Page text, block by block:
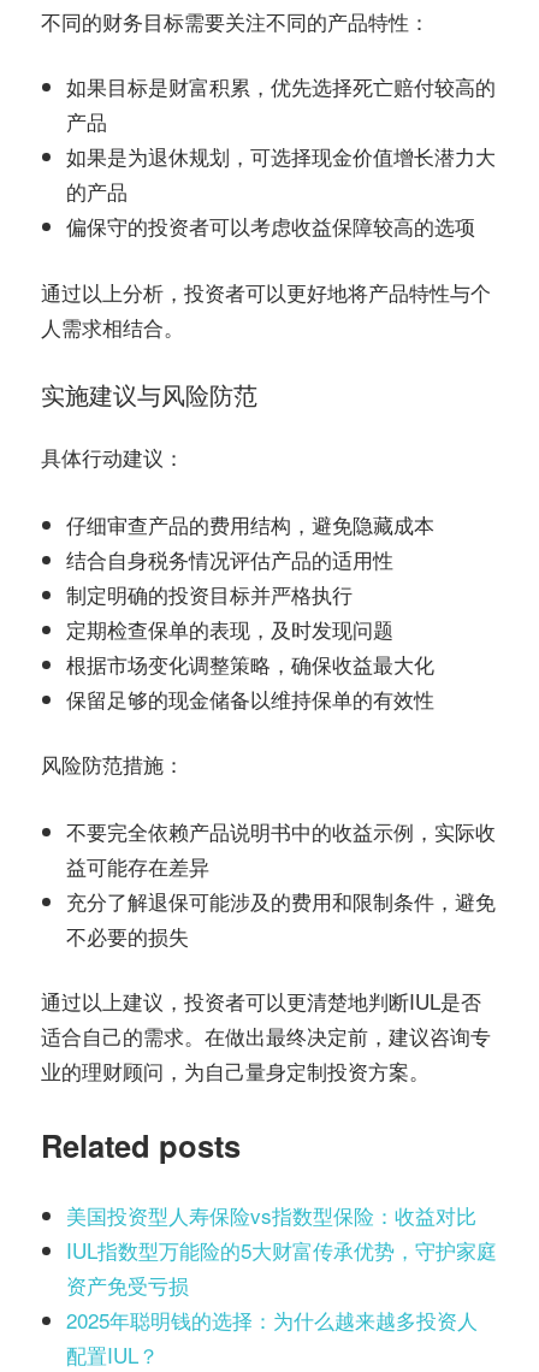
不同的财务目标需要关注不同的产品特性：
如果目标是财富积累，优先选择死亡赔付较高的
产品
如果是为退休规划，可选择现金价值增长潜力大
的产品
偏保守的投资者可以考虑收益保障较高的选项
通过以上分析，投资者可以更好地将产品特性与个
人需求相结合。
实施建议与风险防范
具体行动建议 ：
仔细审查产品的费用结构，避免隐藏成本
结合自身税务情况评估产品的适用性
制定明确的投资目标并严格执行
定期检查保单的表现，及时发现问题
根据市场变化调整策略，确保收益最大化
保留足够的现金储备以维持保单的有效性
风险防范措施 ：
不要完全依赖产品说明书中的收益示例，实际收
益可能存在差异
充分了解退保可能涉及的费用和限制条件，避免
不必要的损失
通过以上建议，投资者可以更清楚地判断IUL是否
适合自己的需求。在做出最终决定前，建议咨询专
业的理财顾问，为自己量身定制投资方案。
Related posts
美国投资型人寿保险vs指数型保险：收益对比
IUL指数型万能险的5大财富传承优势，守护家庭
资产免受亏损
2025年聪明钱的选择：为什么越来越多投资人
配置IUL？